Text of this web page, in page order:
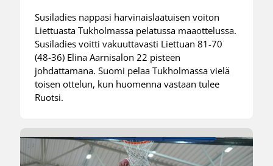
Susiladies nappasi harvinaislaatuisen voiton
Liettuasta Tukholmassa pelatussa maaottelussa.
Susiladies voitti vakuuttavasti Liettuan 81-70
(48-36) Elina Aarnisalon 22 pisteen
johdattamana. Suomi pelaa Tukholmassa vielä
toisen ottelun, kun huomenna vastaan tulee
Ruotsi.